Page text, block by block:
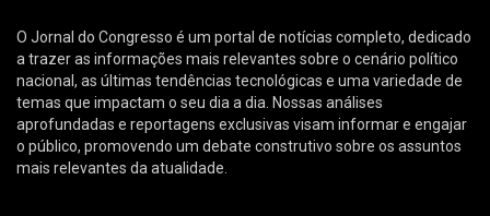
O Jornal do Congresso é um portal de notícias completo, dedicado
a trazer as informações mais relevantes sobre o cenário político
nacional, as últimas tendências tecnológicas e uma variedade de
temas que impactam o seu dia a dia. Nossas análises
aprofundadas e reportagens exclusivas visam informar e engajar
o público, promovendo um debate construtivo sobre os assuntos
mais relevantes da atualidade.